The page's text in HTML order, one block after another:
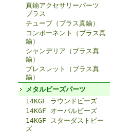
真鍮アクセサリーパーツ
ブラス
チューブ（ブラス真鍮）
コンポーネント（ブラス真
鍮）
シャンデリア（ブラス真
鍮）
ブレスレット（ブラス真
鍮）
メタルビーズパーツ
14KGF ラウンドビーズ
14KGF オーバルビーズ
14KGF スターダストビー
ズ